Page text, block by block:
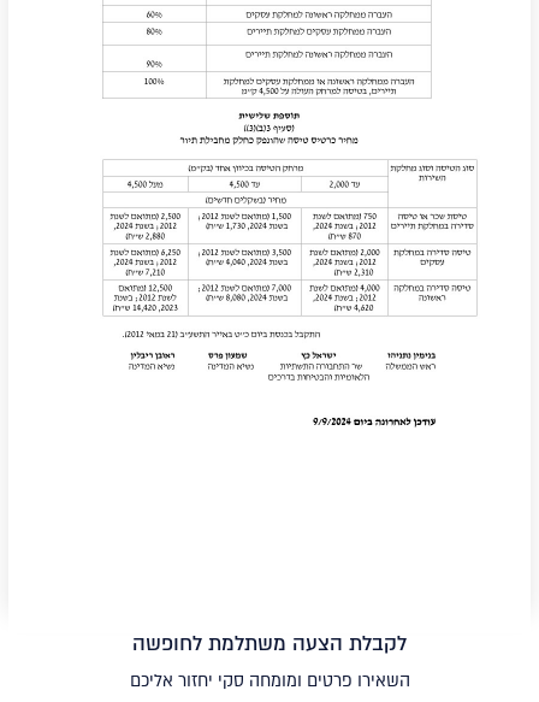
לקבלת הצעה משתלמת לחופשה
השאירו פרטים ומומחה סקי יחזור אליכם